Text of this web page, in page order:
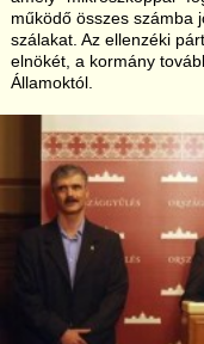
működő összes számba
szálakat. Az ellenzéki
elnökét, a kormány
Államoktól.